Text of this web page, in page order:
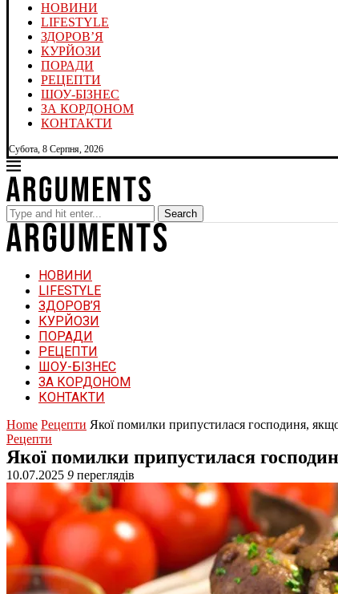
НОВИНИ
LIFESTYLE
ЗДОРОВ’Я
КУРЙОЗИ
ПОРАДИ
РЕЦЕПТИ
ШОУ-БІЗНЕС
ЗА КОРДОНОМ
КОНТАКТИ
Субота, 8 Серпня, 2026
Search
НОВИНИ
LIFESTYLE
ЗДОРОВ’Я
КУРЙОЗИ
ПОРАДИ
РЕЦЕПТИ
ШОУ-БІЗНЕС
ЗА КОРДОНОМ
КОНТАКТИ
Home Рецепти Якої помилки припустилася господиня, якщо
Рецепти
Якої помилки припустилася
10.07.2025 9 переглядів